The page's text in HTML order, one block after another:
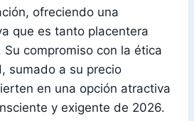
ofreciendo una
que es tanto placentera
compromiso con la ética
sumado a su precio
en una opción atractiva
y exigente de 2026.